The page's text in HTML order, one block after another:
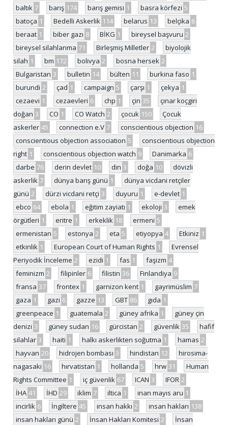
baltık 7 barış 174 barış gemisi 1 basra körfezi 5
batoça 1 Bedelli Askerlik 114 belarus 13 belçika 6
beraat 1 biber gazı 8 BİKG 1 bireysel başvuru 2
bireysel silahlanma 71 Birleşmiş Milletler 2
biyolojik
silah 1 bm 172 bolivya 2 bosna hersek 2
Bulgaristan 3 bulletin 14 bülten 11 burkina faso 1
burundi 2 çad 1 campaign 5 çarşı 1 çekya 1
cezaevi 1 cezaevleri 6 chp 1 çin 35
çınar koçgiri
doğan 3 CO 1 CO Watch 2 çocuk 150
Çocuk
askerler 45 connection e.V 7 conscientious objection 16
conscientious objection association 5
conscientious objection
right 1 conscientious objection watch 9 Danimarka 6
darbe 76 derin devlet 10 din 3 doğa 10
dövizli
askerlik 7 dünya barış günü 1
dünya vicdani retçiler
günü 2 dürzi vicdani retçi 3 duyuru 1 e-devlet 1
ebco 64 ebola 1 eğitim zayiatı 1 ekoloji 3
emek
örgütleri 1 eritre 1 erkeklik 18 ermeni 5
ermenistan 5 estonya 2 eta 5 etiyopya 4 Etkiniz 1
etkinlik 1 European Court of Human Rights 1
Evrensel
Periyodik İnceleme 2 ezidi 1 fas 1 faşizm 4
feminizm 2 filipinler 6 filistin 36 Finlandiya 9
fransa 37 frontex 1 garnizon kent 1 gayrimüslim 7
gaza 1 gazi 6 gazze 13 GBT 86 gıda 1
greenpeace 1 guatemala 2 güney afrika 1
güney çin
denizi 3 güney sudan 16 gürcistan 2 güvenlik 35
hafif
silahlar 3 haiti 1 halkı askerlikten soğutma 1 hamas 2
hayvan 20 hidrojen bombası 3 hindistan 12
hirosima-
nagasaki 16 hırvatistan 1 hollanda 5 hrw 31
Human
Rights Committee 1 iç güvenlik 67 ICAN 3 IFOR 2
İHA 41 İHD 29 iklim 7 iltica 1 inan mayıs aru 1
incirlik 6 İngiltere 45 insan hakkı 2 insan hakları 138
insan hakları günü 2 İnsan Hakları Komitesi 2
İnsan